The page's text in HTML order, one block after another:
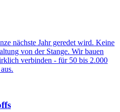
nächste Jahr geredet wird. Keine
von der Stange. Wir bauen
verbinden - für 50 bis 2.000